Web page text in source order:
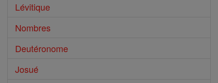
Lévitique
Nombres
Deutéronome
Josué